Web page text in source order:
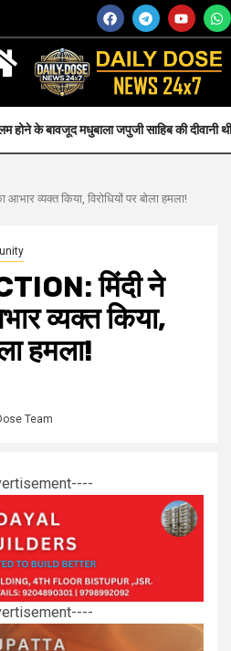
जपुजी साहिब की दीवानी थी..
व्यक्त किया, विरोधियों पर बोला हमला!
मिंदी ने
व्यक्त किया,
हमला!
Team